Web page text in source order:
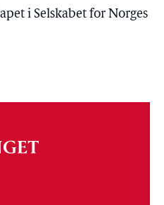
i Selskabet for Norges